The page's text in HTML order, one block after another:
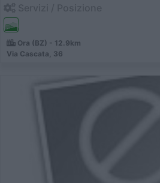
Ora (BZ) - 12.9km
Via Cascata, 36